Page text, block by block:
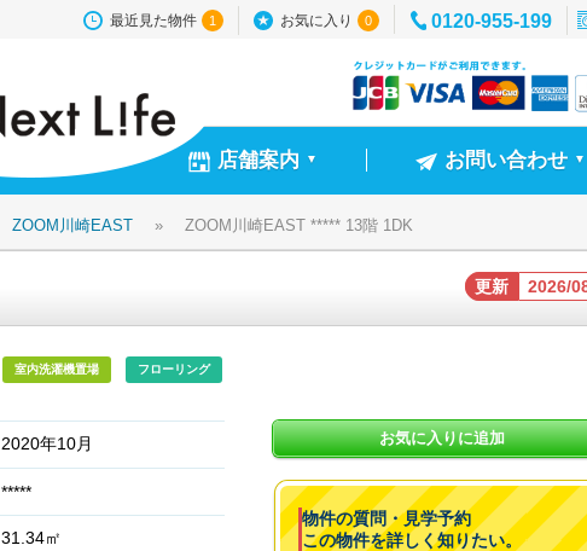
最近見た物件 1 お気に入り 0 0120-955-199
店舗案内 ▼ お問い合わせ ▼
ZOOM川崎EAST » ZOOM川崎EAST ***** 13階 1DK
更新 2026/
室内洗濯機置場 フローリング
2020年10月
*****
31.34㎡
お気に入りに追加
物件の質問・見学予約
この物件を詳しく知りたい。